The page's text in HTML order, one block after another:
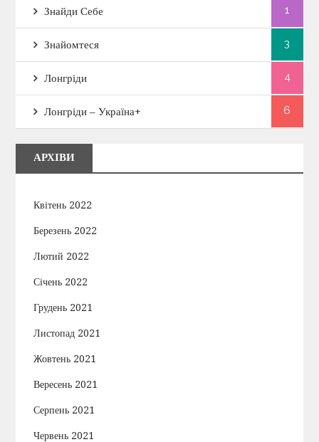
Знайди Себе 1
Знайомтеся 3
Лонгріди 4
Лонгріди – Україна+ 6
АРХІВИ
Квітень 2022
Березень 2022
Лютий 2022
Січень 2022
Грудень 2021
Листопад 2021
Жовтень 2021
Вересень 2021
Серпень 2021
Червень 2021